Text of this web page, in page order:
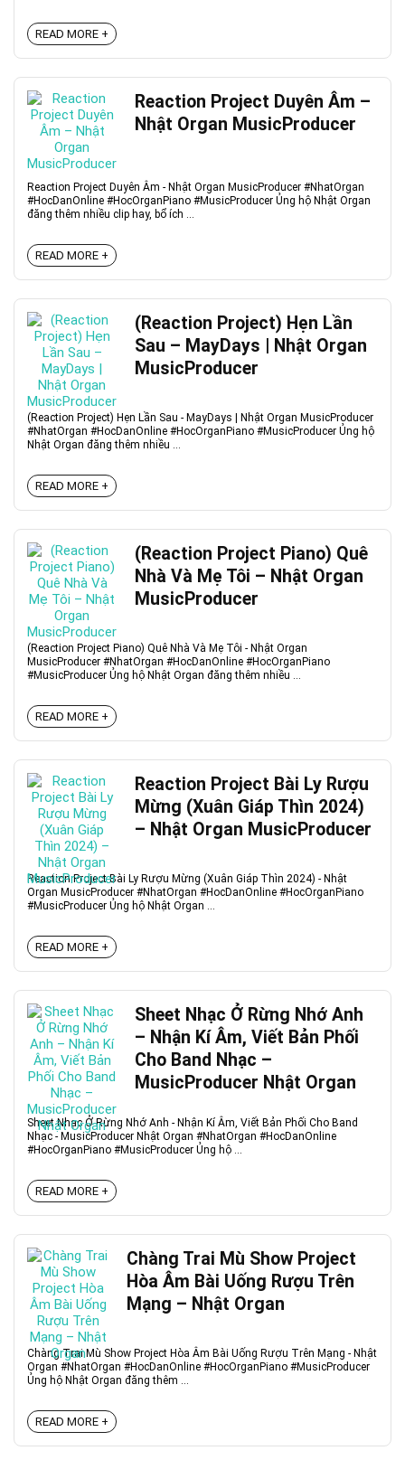
READ MORE +
Reaction Project Duyên Âm –
Nhật Organ MusicProducer
Reaction Project Duyên Âm - Nhật Organ MusicProducer #NhatOrgan
#HocDanOnline #HocOrganPiano #MusicProducer Ủng hộ Nhật Organ
đăng thêm nhiều clip hay, bổ ích ...
READ MORE +
(Reaction Project) Hẹn Lần
Sau – MayDays | Nhật Organ
MusicProducer
(Reaction Project) Hẹn Lần Sau - MayDays | Nhật Organ MusicProducer
#NhatOrgan #HocDanOnline #HocOrganPiano #MusicProducer Ủng hộ
Nhật Organ đăng thêm nhiều ...
READ MORE +
(Reaction Project Piano) Quê
Nhà Và Mẹ Tôi – Nhật Organ
MusicProducer
(Reaction Project Piano) Quê Nhà Và Mẹ Tôi - Nhật Organ
MusicProducer #NhatOrgan #HocDanOnline #HocOrganPiano
#MusicProducer Ủng hộ Nhật Organ đăng thêm nhiều ...
READ MORE +
Reaction Project Bài Ly Rượu
Mừng (Xuân Giáp Thìn 2024)
– Nhật Organ MusicProducer
Reaction Project Bài Ly Rượu Mừng (Xuân Giáp Thìn 2024) - Nhật
Organ MusicProducer #NhatOrgan #HocDanOnline #HocOrganPiano
#MusicProducer Ủng hộ Nhật Organ ...
READ MORE +
Sheet Nhạc Ở Rừng Nhớ Anh
– Nhận Kí Âm, Viết Bản Phối
Cho Band Nhạc –
MusicProducer Nhật Organ
Sheet Nhạc Ở Rừng Nhớ Anh - Nhận Kí Âm, Viết Bản Phối Cho Band
Nhạc - MusicProducer Nhật Organ #NhatOrgan #HocDanOnline
#HocOrganPiano #MusicProducer Ủng hộ ...
READ MORE +
Chàng Trai Mù Show Project
Hòa Âm Bài Uống Rượu Trên
Mạng – Nhật Organ
Chàng Trai Mù Show Project Hòa Âm Bài Uống Rượu Trên Mạng - Nhật
Organ #NhatOrgan #HocDanOnline #HocOrganPiano #MusicProducer
Ủng hộ Nhật Organ đăng thêm ...
READ MORE +